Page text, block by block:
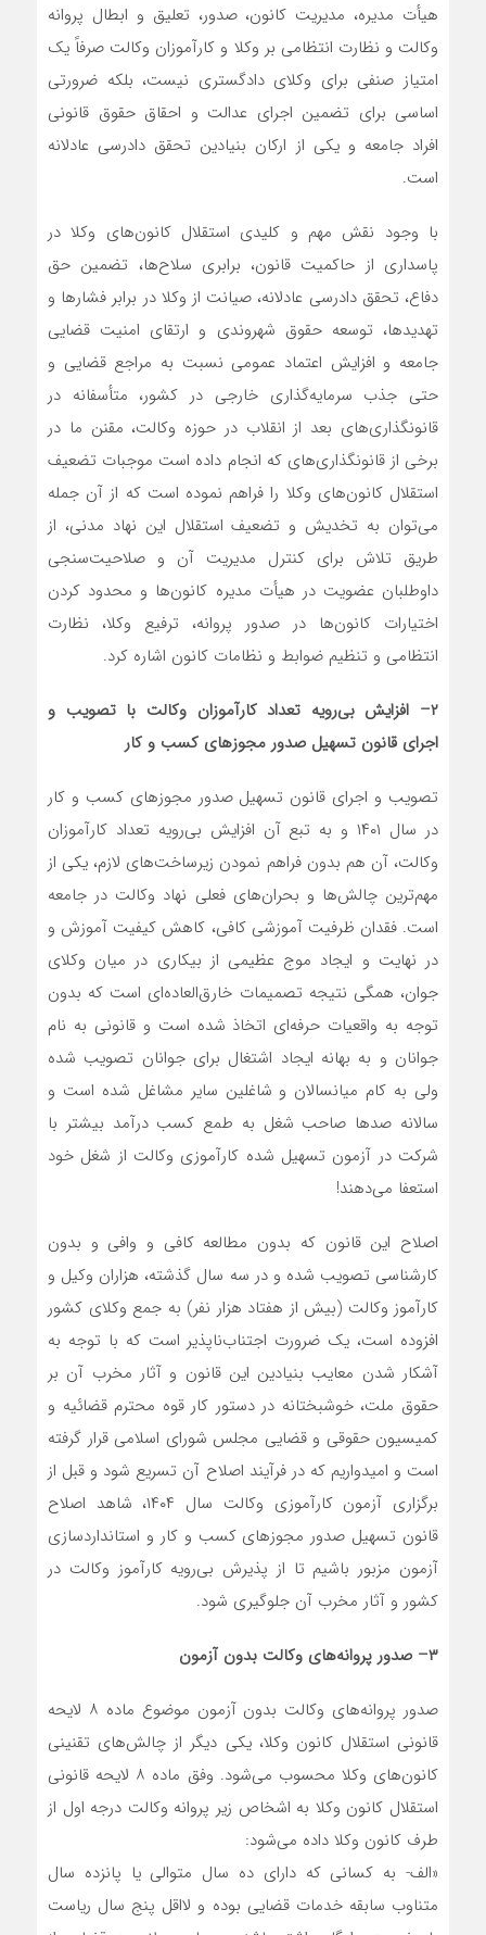
هیأت مدیره، مدیریت کانون، صدور، تعلیق و ابطال پروانه
وکالت و نظارت انتظامی بر وکلا و کارآموزان وکالت صرفاً یک
امتیاز صنفی برای وکلای دادگستری نیست، بلکه ضرورتی
اساسی برای تضمین اجرای عدالت و احقاق حقوق قانونی
افراد جامعه و یکی از ارکان بنیادین تحقق دادرسی عادلانه
است.
با وجود نقش مهم و کلیدی استقلال کانون‌های وکلا در
پاسداری از حاکمیت قانون، برابری سلاح‌ها، تضمین حق
دفاع، تحقق دادرسی عادلانه، صیانت از وکلا در برابر فشار‌ها و
تهدیدها، توسعه حقوق شهروندی و ارتقای امنیت قضایی
جامعه و افزایش اعتماد عمومی نسبت به مراجع قضایی و
حتی جذب سرمایه‌گذاری خارجی در کشور، متأسفانه در
قانونگذاری‌های بعد از انقلاب در حوزه وکالت، مقنن ما در
برخی از قانونگذاری‌های که انجام داده است موجبات تضعیف
استقلال کانون‌های وکلا را فراهم نموده است که از آن جمله
می‌توان به تخدیش و تضعیف استقلال این نهاد مدنی، از
طریق تلاش برای کنترل مدیریت آن و صلاحیت‌سنجی
داوطلبان عضویت در هیأت مدیره کانون‌ها و محدود کردن
اختیارات کانون‌ها در صدور پروانه، ترفیع وکلا، نظارت
انتظامی و تنظیم ضوابط و نظامات کانون اشاره کرد.
۲– افزایش بی‌رویه تعداد کارآموزان وکالت با تصویب و
اجرای قانون تسهیل صدور مجوز‌های کسب و کار
تصویب و اجرای قانون تسهیل صدور مجوز‌های کسب و کار
در سال ۱۴۰۱ و به تبع آن افزایش بی‌رویه تعداد کارآموزان
وکالت، آن هم بدون فراهم نمودن زیرساخت‌های لازم، یکی از
مهم‌ترین چالش‌ها و بحران‌های فعلی نهاد وکالت در جامعه
است. فقدان ظرفیت آموزشی کافی، کاهش کیفیت آموزش و
در نهایت و ایجاد موج عظیمی از بیکاری در میان وکلای
جوان، همگی نتیجه تصمیمات خارق‌العاده‌ای است که بدون
توجه به واقعیات حرفه‌ای اتخاذ شده است و قانونی به نام
جوانان و به بهانه ایجاد اشتغال برای جوانان تصویب شده
ولی به کام میانسالان و شاغلین سایر مشاغل شده است و
سالانه صد‌ها صاحب شغل به طمع کسب درآمد بیشتر با
شرکت در آزمون تسهیل شده کارآموزی وکالت از شغل خود
استعفا می‌دهند!
اصلاح این قانون که بدون مطالعه کافی و وافی و بدون
کارشناسی تصویب شده و در سه سال گذشته، هزاران وکیل و
کارآموز وکالت (بیش از هفتاد هزار نفر) به جمع وکلای کشور
افزوده است، یک ضرورت اجتناب‌ناپذیر است که با توجه به
آشکار شدن معایب بنیادین این قانون و آثار مخرب آن بر
حقوق ملت، خوشبختانه در دستور کار قوه محترم قضائیه و
کمیسیون حقوقی و قضایی مجلس شورای اسلامی قرار گرفته
است و امیدواریم که در فرآیند اصلاح آن تسریع شود و قبل از
برگزاری آزمون کارآموزی وکالت سال ۱۴۰۴، شاهد اصلاح
قانون تسهیل صدور مجوز‌های کسب و کار و استانداردسازی
آزمون مزبور باشیم تا از پذیرش بی‌رویه کارآموز وکالت در
کشور و آثار مخرب آن جلوگیری شود.
۳– صدور پروانه‌های وکالت بدون آزمون
صدور پروانه‌های وکالت بدون آزمون موضوع ماده ۸ لایحه
قانونی استقلال کانون وکلا، یکی دیگر از چالش‌های تقنینی
کانون‌های وکلا محسوب می‌شود. وفق ماده ۸ لایحه قانونی
استقلال کانون وکلا به اشخاص زیر پروانه وکالت درجه اول از
طرف کانون وکلا داده می‌شود:
«الف‌- به کسانی که دارای ده سال متوالی یا پانزده سال
متناوب سابقه خدمات قضایی بوده و لااقل پنج سال ریاست